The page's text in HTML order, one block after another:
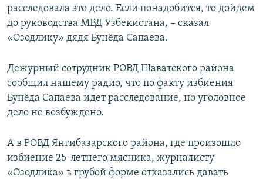
расследовала это дело. Если понадобится, то дойдем
до руководства МВД Узбекистана, – сказал
«Озодлику» дядя Бунёда Сапаева.
Дежурный сотрудник РОВД Шаватского района
сообщил нашему радио, что по факту избиения
Бунёда Сапаева идет расследование, но уголовное
дело не возбуждено.
А в РОВД Янгибазарского района, где произошло
избиение 25-летнего мясника, журналисту
«Озодлика» в грубой форме отказались давать